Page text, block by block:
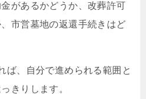
があるかどうか、改葬許可
市営墓地の返還手続きはど
ば、自分で進められる範囲と
きりします。